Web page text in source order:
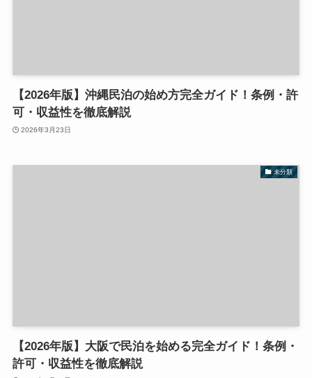
【2026年版】沖縄民泊の始め方完全ガイド！条例・許
可・収益性を徹底解説
2026年3月23日
未分類
【2026年版】大阪で民泊を始める完全ガイド！条例・
許可・収益性を徹底解説